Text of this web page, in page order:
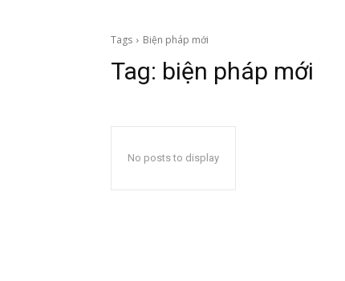
Tags Biện pháp mới
Tag: biện pháp mới
No posts to display